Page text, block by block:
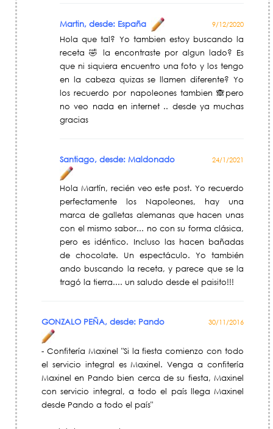
Martin, desde: España 9/12/2020
Hola que tal? Yo tambien estoy buscando la
receta 🤣 la encontraste por algun lado? Es
que ni siquiera encuentro una foto y los tengo
en la cabeza quizas se llamen diferente? Yo
los recuerdo por napoleones tambien 🙈pero
no veo nada en internet .. desde ya muchas
gracias
Santiago, desde: Maldonado 24/1/2021
Hola Martín, recién veo este post. Yo recuerdo
perfectamente los Napoleones, hay una
marca de galletas alemanas que hacen unas
con el mismo sabor... no con su forma clásica,
pero es idéntico. Incluso las hacen bañadas
de chocolate. Un espectáculo. Yo también
ando buscando la receta, y parece que se la
tragó la tierra.... un saludo desde el paisito!!!
GONZALO PEÑA, desde: Pando 30/11/2016
- Confitería Maxinel "Si la fiesta comienzo con todo
el servicio integral es Maxinel. Venga a confitería
Maxinel en Pando bien cerca de su fiesta, Maxinel
con servicio integral, a todo el país llega Maxinel
desde Pando a todo el país"